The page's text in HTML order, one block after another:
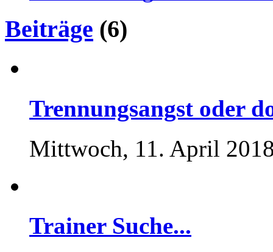
Beiträge (6)
Trennungsangst oder
Mittwoch, 11. April
Trainer Suche...